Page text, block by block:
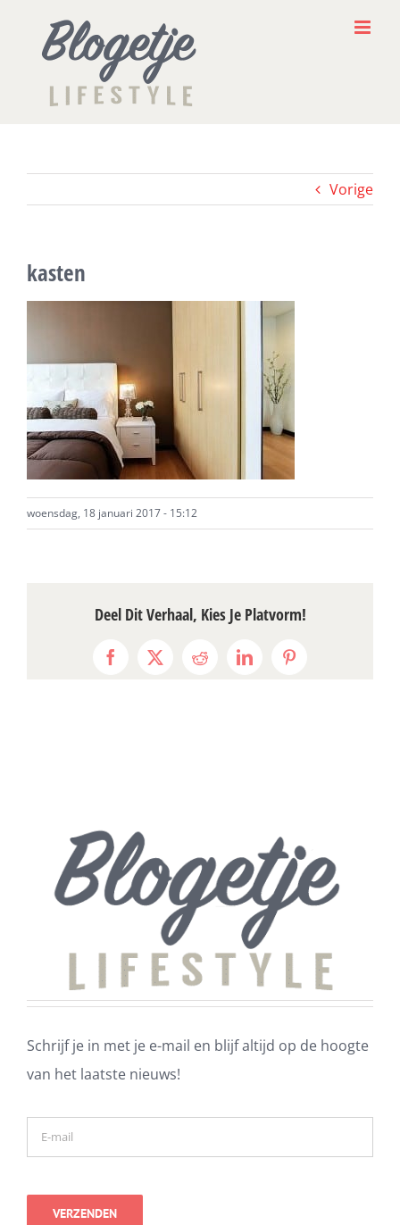
Vorige
kasten
woensdag, 18 januari 2017 - 15:12
Deel Dit Verhaal, Kies Je Platvorm!
Facebook
X RedditLinkedInPinterest
Schrijf je in met je e-mail en blijf altijd op de hoogte
van het laatste nieuws!